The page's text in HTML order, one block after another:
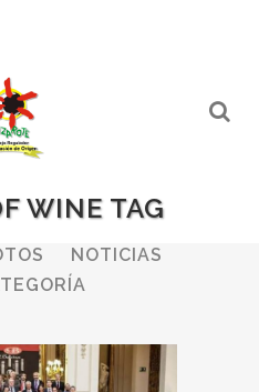
WINE TAG
BOLETINES
NOTICIAS